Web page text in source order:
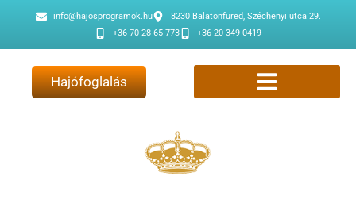
info@hajosprogramok.hu
8230 Balatonfüred, Széchenyi utca 29.
+36 70 28 65 773
+36 20 349 0419
Hajófoglalás